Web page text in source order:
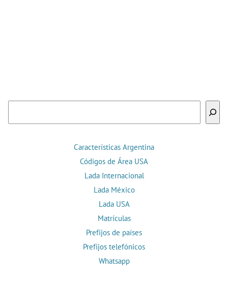
Características Argentina
Códigos de Área USA
Lada Internacional
Lada México
Lada USA
Matrículas
Prefijos de países
Prefijos telefónicos
Whatsapp